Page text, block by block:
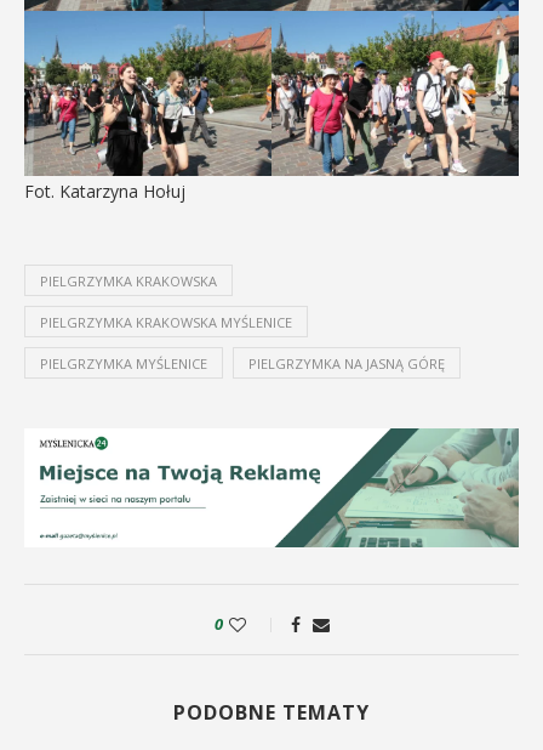
Fot. Katarzyna Hołuj
PIELGRZYMKA KRAKOWSKA
PIELGRZYMKA KRAKOWSKA MYŚLENICE
PIELGRZYMKA MYŚLENICE PIELGRZYMKA NA JASNĄ GÓRĘ
0
PODOBNE TEMATY